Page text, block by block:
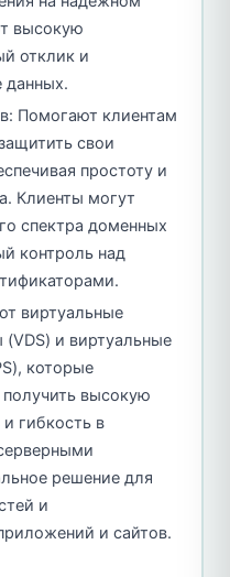
высокую
отклик и
данных.
Помогают клиентам
свои
простоту и
Клиенты могут
спектра доменных
контроль над
виртуальные
и виртуальные
которые
высокую
гибкость в
решение для
и
и сайтов.